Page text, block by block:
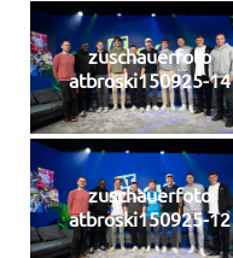
zuschauerfoto
atbroski150925-14
zuschauerfoto
atbroski150925-12